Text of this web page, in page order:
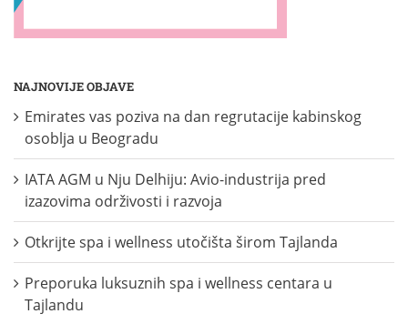
NAJNOVIJE OBJAVE
Emirates vas poziva na dan regrutacije kabinskog
osoblja u Beogradu
IATA AGM u Nju Delhiju: Avio-industrija pred
izazovima održivosti i razvoja
Otkrijte spa i wellness utočišta širom Tajlanda
Preporuka luksuznih spa i wellness centara u
Tajlandu